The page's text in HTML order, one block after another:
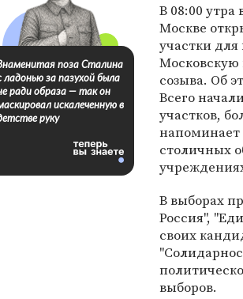
В 08:00 утра
Москве
участки для
Московскую
созыва. Об
Всего
участков,
напоминает
столичных
В выборах
Россия",
своих
выборов.
поза Сталина
ладонью за пазухой была
ради образа — так он
искалеченную в
руку